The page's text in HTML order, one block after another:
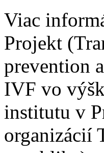
Viac
Projekt
prevention
IVF vo
institutu v
organizácií